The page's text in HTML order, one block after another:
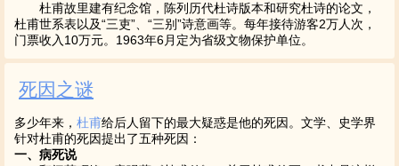
杜甫故里建有纪念馆，陈列历代杜诗版本和研究杜诗的论文，
杜甫世系表以及“三吏”、“三别”诗意画等。每年接待游客2万人次，
门票收入10万元。1963年6月定为省级文物保护单位。
死因之谜
多少年来， 杜甫给后人留下的最大疑惑是他的死因。文学、史学界
针对杜甫的死因提出了五种死因：
一、病死说